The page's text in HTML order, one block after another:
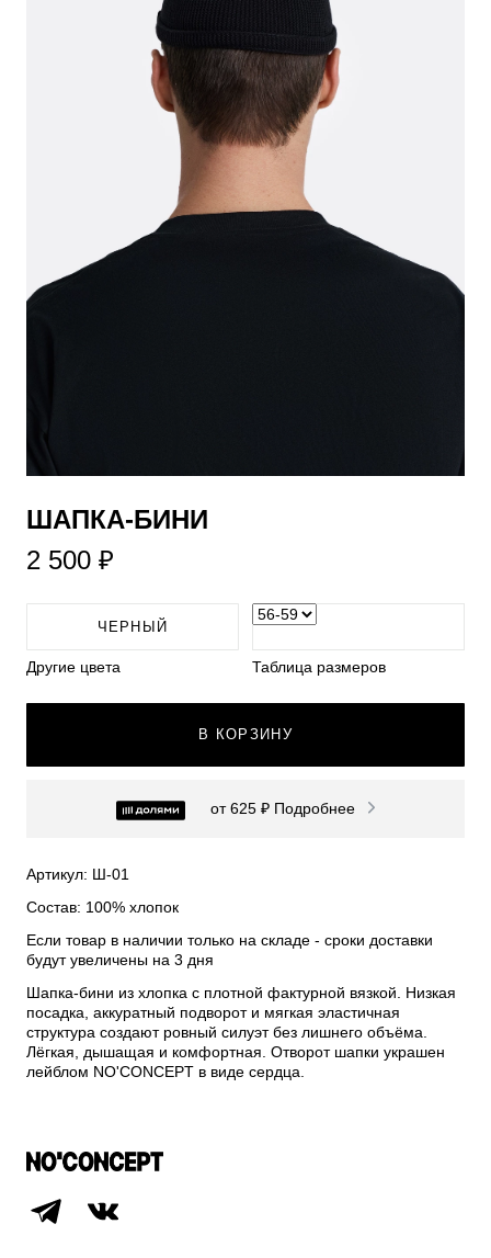
​ШАПКА-БИНИ
2 500 ₽
ЧЕРНЫЙ
Другие цвета Таблица размеров
В КОРЗИНУ
от 625 ₽ Подробнее
Артикул: Ш-01
Состав: 100% хлопок
Если товар в наличии только на складе - сроки доставки
будут увеличены на 3 дня
Шапка-бини из хлопка с плотной фактурной вязкой. Низкая
посадка, аккуратный подворот и мягкая эластичная
структура создают ровный силуэт без лишнего объёма.
Лёгкая, дышащая и комфортная. Отворот шапки украшен
лейблом NO'CONCEPT в виде сердца.